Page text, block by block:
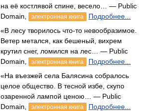
на её костлявой спине, весело… — Public
Domain,
электронная книга
Подробнее...
«В лесу творилось что-то невообразимое.
Ветер метался, как бешеный, вихрем
крутил снег, ломился на лес… — Public
Domain,
электронная книга
Подробнее...
«На въезжей села Балясина собралось
целое общество. В тесной избе, скупо
озаренной лампой ценою… — Public
Domain,
электронная книга
Подробнее...